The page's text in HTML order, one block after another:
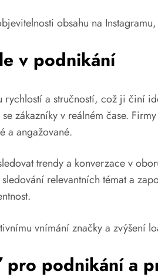
obsahu na
v podnikání
rychlostí a stručností, což ji činí
zákazníky v reálném čase.
a angažované.
trendy a konverzace v
relevantních témat a
vnímání značky a zvýšení
podnikání a